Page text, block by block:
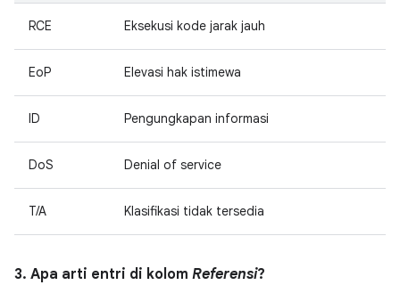
RCE Eksekusi kode jarak jauh
EoP Elevasi hak istimewa
ID Pengungkapan informasi
DoS Denial of service
T/A Klasifikasi tidak tersedia
3. Apa arti entri di kolom Referensi?